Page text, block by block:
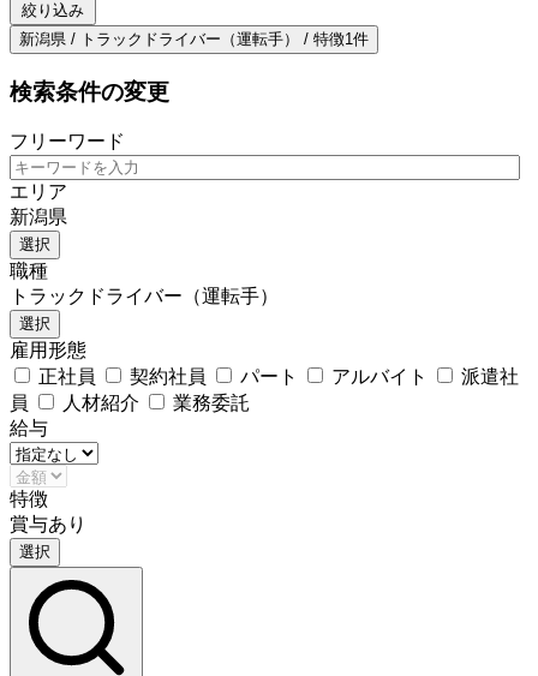
絞り込み
新潟県 / トラックドライバー（運転手） / 特徴1件
検索条件の変更
フリーワード
エリア
新潟県
選択
職種
トラックドライバー（運転手）
選択
雇用形態
正社員
契約社員 パート アルバイト
派遣社
員
人材紹介
業務委託
給与
特徴
賞与あり
選択